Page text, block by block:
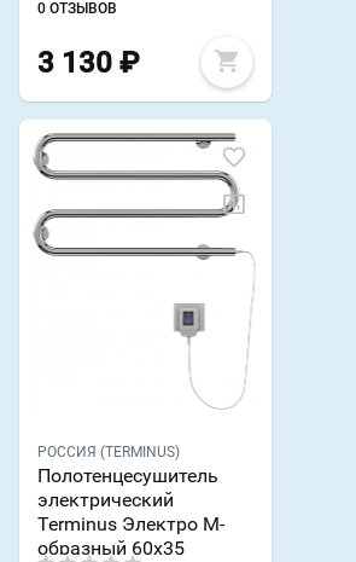
0 ОТЗЫВОВ
3 130 ₽
РОССИЯ (TERMINUS)
Полотенцесушитель
электрический
Terminus Электро М-
образный 60х35